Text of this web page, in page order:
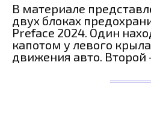
В материале
двух блоках
Preface 2024. Один
капотом у левого
движения авто. Второй